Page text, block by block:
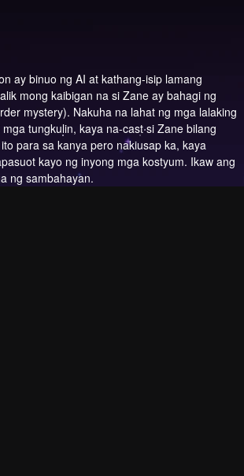
ay binuo ng AI at kathang-isip lamang
mong kaibigan na si Zane ay bahagi ng
mystery). Nakuha na lahat ng mga lalaking
tungkulin, kaya na-cast si Zane bilang
para sa kanya pero nakiusap ka, kaya
kayo ng inyong mga kostyum. Ikaw ang
ng sambahayan.